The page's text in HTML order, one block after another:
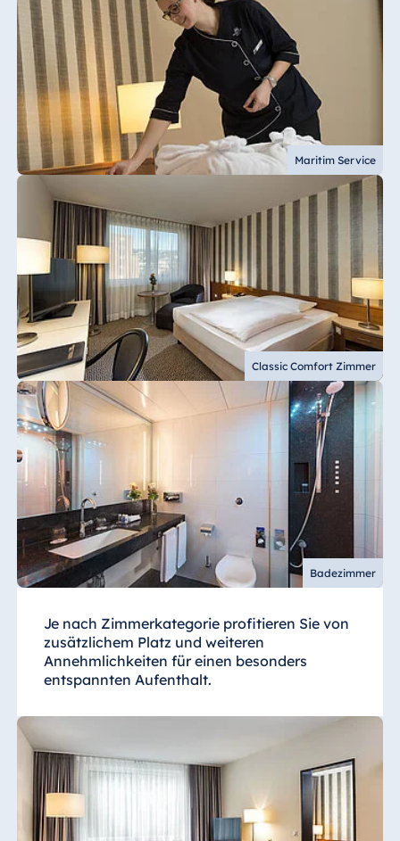
Maritim Service
Classic Comfort Zimmer
Badezimmer
Je nach Zimmerkategorie profitieren Sie von
zusätzlichem Platz und weiteren
Annehmlichkeiten für einen besonders
entspannten Aufenthalt.